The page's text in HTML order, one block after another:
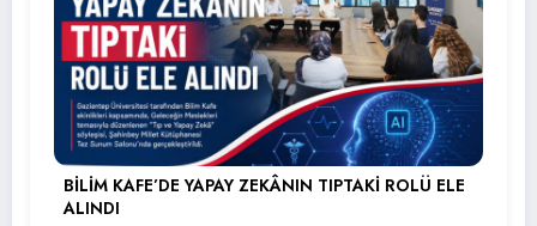
BİLİM KAFE’DE YAPAY ZEKÂNIN TIPTAKİ ROLÜ ELE
ALINDI